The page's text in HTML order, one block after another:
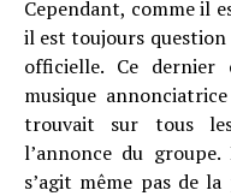
Cependant, comme il
il est toujours question
officielle. Ce dernier
musique
trouvait sur tous
l’annonce du groupe.
s’agit même pas de